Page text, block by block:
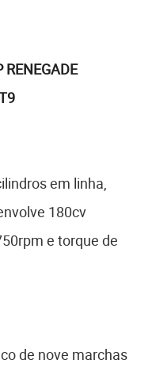
em linha,
180cv
e torque de
de nove marchas